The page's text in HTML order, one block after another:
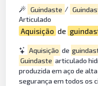
Guindaste /
Articulado
Aquisição de
Aquisição de
Guindaste articulado
produzida em aço de
segurança em todos os